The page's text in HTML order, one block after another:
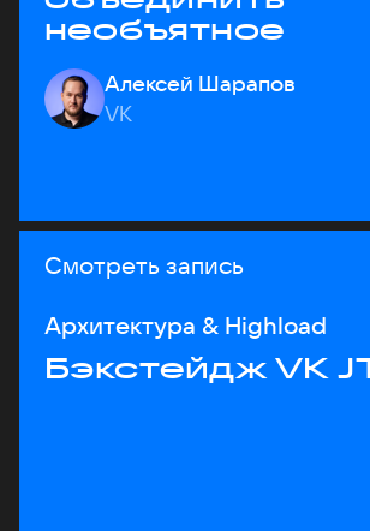
необъятное
Алексей Шарапов
VK
Смотреть запись
Архитектура & Highload
Бэкстейдж VK